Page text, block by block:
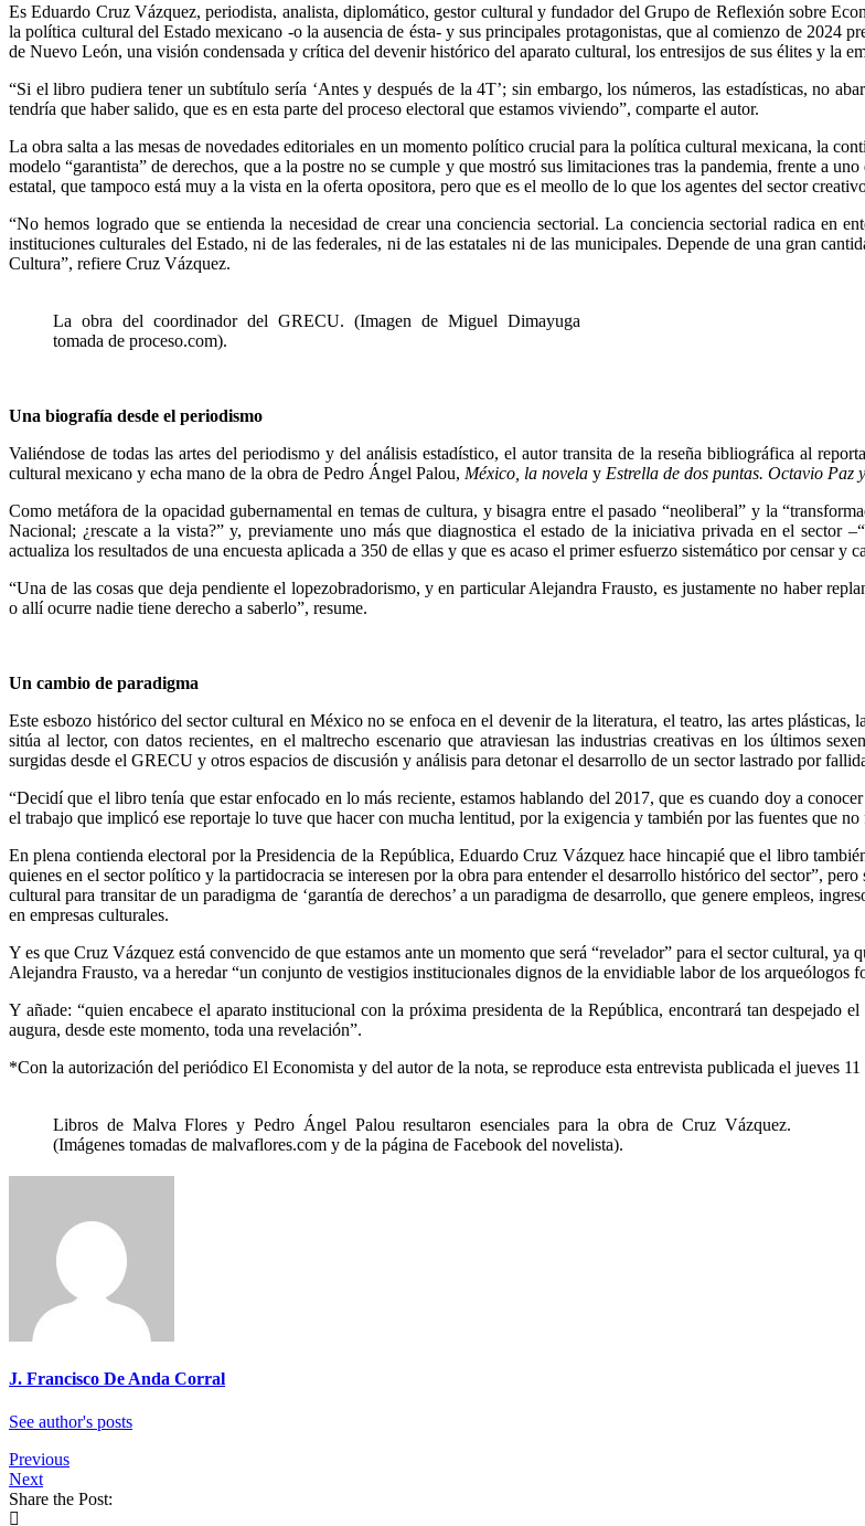
Es Eduardo Cruz Vázquez, periodista, analista, diplomático, gestor cultural y fundador del Grupo de Reflexión sobre
la política cultural del Estado mexicano -o la ausencia de ésta- y sus principales protagonistas, que al comienzo de 2024
de Nuevo León, una visión condensada y crítica del devenir histórico del aparato cultural, los entresijos de sus élites y la
“Si el libro pudiera tener un subtítulo sería ‘Antes y después de la 4T’; sin embargo, los números, las estadísticas, no
tendría que haber salido, que es en esta parte del proceso electoral que estamos viviendo”, comparte el autor.
La obra salta a las mesas de novedades editoriales en un momento político crucial para la política cultural mexicana, la
modelo “garantista” de derechos, que a la postre no se cumple y que mostró sus limitaciones tras la pandemia, frente a
estatal, que tampoco está muy a la vista en la oferta opositora, pero que es el meollo de lo que los agentes del sector
“No hemos logrado que se entienda la necesidad de crear una conciencia sectorial. La conciencia sectorial radica en
instituciones culturales del Estado, ni de las federales, ni de las estatales ni de las municipales. Depende de una gran
Cultura”, refiere Cruz Vázquez.
La obra del coordinador del GRECU. (Imagen de Miguel Dimayuga
tomada de proceso.com).
Una biografía desde el periodismo
Valiéndose de todas las artes del periodismo y del análisis estadístico, el autor transita de la reseña bibliográfica al
cultural mexicano y echa mano de la obra de Pedro Ángel Palou, México, la novela y Estrella de dos puntas. Octavio
Como metáfora de la opacidad gubernamental en temas de cultura, y bisagra entre el pasado “neoliberal” y la
Nacional; ¿rescate a la vista?” y, previamente uno más que diagnostica el estado de la iniciativa privada en el sector
actualiza los resultados de una encuesta aplicada a 350 de ellas y que es acaso el primer esfuerzo sistemático por censar
“Una de las cosas que deja pendiente el lopezobradorismo, y en particular Alejandra Frausto, es justamente no haber
o allí ocurre nadie tiene derecho a saberlo”, resume.
Un cambio de paradigma
Este esbozo histórico del sector cultural en México no se enfoca en el devenir de la literatura, el teatro, las artes
sitúa al lector, con datos recientes, en el maltrecho escenario que atraviesan las industrias creativas en los últimos
surgidas desde el GRECU y otros espacios de discusión y análisis para detonar el desarrollo de un sector lastrado por
“Decidí que el libro tenía que estar enfocado en lo más reciente, estamos hablando del 2017, que es cuando doy a
el trabajo que implicó ese reportaje lo tuve que hacer con mucha lentitud, por la exigencia y también por las fuentes que
En plena contienda electoral por la Presidencia de la República, Eduardo Cruz Vázquez hace hincapié que el libro
quienes en el sector político y la partidocracia se interesen por la obra para entender el desarrollo histórico del sector”,
cultural para transitar de un paradigma de ‘garantía de derechos’ a un paradigma de desarrollo, que genere empleos,
en empresas culturales.
Y es que Cruz Vázquez está convencido de que estamos ante un momento que será “revelador” para el sector cultural,
Alejandra Frausto, va a heredar “un conjunto de vestigios institucionales dignos de la envidiable labor de los arqueólogos
Y añade: “quien encabece el aparato institucional con la próxima presidenta de la República, encontrará tan despejado
augura, desde este momento, toda una revelación”.
*Con la autorización del periódico El Economista y del autor de la nota, se reproduce esta entrevista publicada el jueves
Libros de Malva Flores y Pedro Ángel Palou resultaron esenciales para la obra de Cruz Vázquez.
(Imágenes tomadas de malvaflores.com y de la página de Facebook del novelista).
J. Francisco De Anda Corral
See author's posts
Previous
Next
Share the Post: